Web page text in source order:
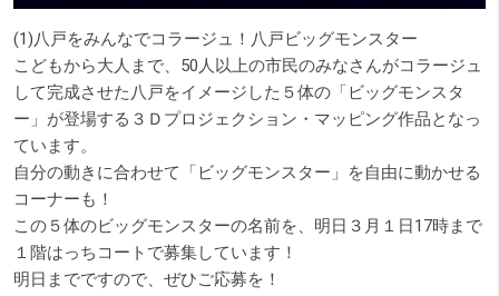
(1)八戸をみんなでコラージュ！八戸ビッグモンスター
こどもから大人まで、50人以上の市民のみなさんがコラージュ
して完成させた八戸をイメージした５体の「ビッグモンスタ
ー」が登場する３Ｄプロジェクション・マッピング作品となっ
ています。
自分の動きに合わせて「ビッグモンスター」を自由に動かせる
コーナーも！
この５体のビッグモンスターの名前を、明日３月１日17時まで
１階はっちコートで募集しています！
明日までですので、ぜひご応募を！